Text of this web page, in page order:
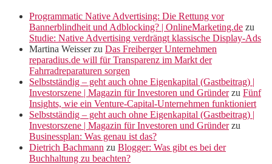
Programmatic Native Advertising: Die Rettung vor
Bannerblindheit und Adblocking? | OnlineMarketing.de zu
Studie: Native Advertising verdrängt klassische Display-Ads
Martina Weisserzu Das Freiberger Unternehmen
reparadius.de will für Transparenz im Markt der
Fahrradreparaturen sorgen
Selbstständig – geht auch ohne Eigenkapital (Gastbeitrag) |
Investorszene | Magazin für Investoren und Gründerzu Fünf
Insights, wie ein Venture-Capital-Unternehmen funktioniert
Selbstständig – geht auch ohne Eigenkapital (Gastbeitrag) |
Investorszene | Magazin für Investoren und Gründerzu
Businessplan: Was genau ist das?
Dietrich Bachmann zu Blogger: Was gibt es bei der
Buchhaltung zu beachten?